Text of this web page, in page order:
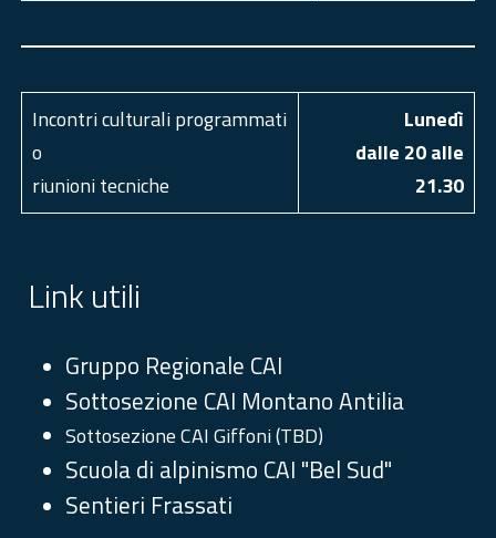
Incontri culturali programmati
o
riunioni tecniche
Lunedì
dalle 20 alle
21.30
Link utili
Gruppo Regionale CAI
Sottosezione CAI Montano Antilia
Sottosezione CAI Giffoni (TBD)
Scuola di alpinismo CAI "Bel Sud"
Sentieri Frassati